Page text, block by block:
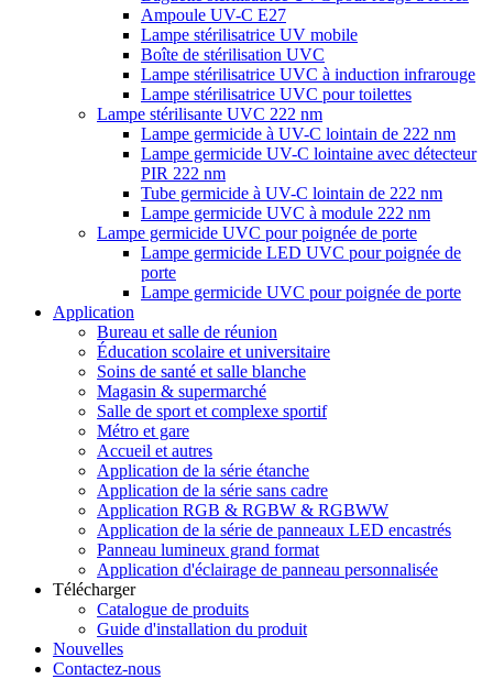
Ampoule UV-C E27
Lampe stérilisatrice UV mobile
Boîte de stérilisation UVC
Lampe stérilisatrice UVC à induction infrarouge
Lampe stérilisatrice UVC pour toilettes
Lampe stérilisante UVC 222 nm
Lampe germicide à UV-C lointain de 222 nm
Lampe germicide UV-C lointaine avec détecteur
PIR 222 nm
Tube germicide à UV-C lointain de 222 nm
Lampe germicide UVC à module 222 nm
Lampe germicide UVC pour poignée de porte
Lampe germicide LED UVC pour poignée de
porte
Lampe germicide UVC pour poignée de porte
Application
Bureau et salle de réunion
Éducation scolaire et universitaire
Soins de santé et salle blanche
Magasin & supermarché
Salle de sport et complexe sportif
Métro et gare
Accueil et autres
Application de la série étanche
Application de la série sans cadre
Application RGB & RGBW & RGBWW
Application de la série de panneaux LED encastrés
Panneau lumineux grand format
Application d'éclairage de panneau personnalisée
Télécharger
Catalogue de produits
Guide d'installation du produit
Nouvelles
Contactez-nous